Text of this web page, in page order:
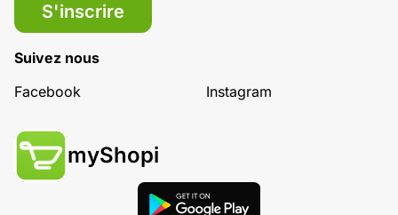
S'inscrire
Suivez nous
Facebook
Instagram
myShopi